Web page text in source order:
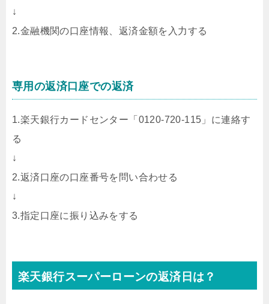
↓
2.金融機関の口座情報、返済金額を入力する
専用の返済口座での返済
1.楽天銀行カードセンター「0120-720-115」に連絡す
る
↓
2.返済口座の口座番号を問い合わせる
↓
3.指定口座に振り込みをする
楽天銀行スーパーローンの返済日は？